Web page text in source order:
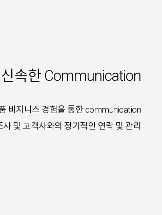
속한 Communication
비지니스 경험을 통한 communication
사 및 고객사와의 정기적인 연락 및 관리